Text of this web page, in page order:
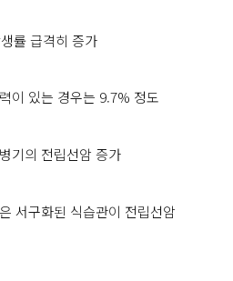
률 급격히 증가
이 있는 경우는 9.7% 정도
기의 전립선암 증가
서구화된 식습관이 전립선암